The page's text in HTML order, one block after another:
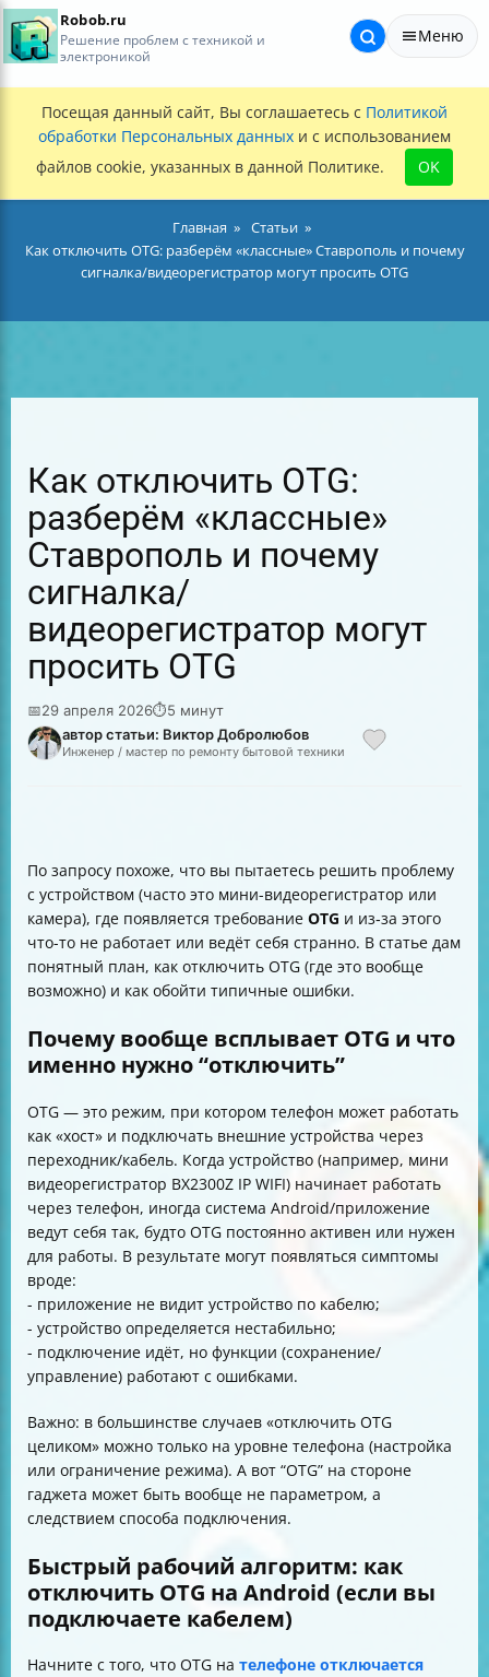
Robob.ru
Решение проблем с техникой и
электроникой
Меню
Посещая данный сайт, Вы соглашаетесь с Политикой
обработки Персональных данных и с использованием
файлов cookie, указанных в данной Политике.
OK
Главная
Статьи
Как отключить OTG: разберём «классные» Ставрополь и почему
сигналка/видеорегистратор могут просить OTG
Как отключить OTG:
разберём «классные»
Ставрополь и почему
сигналка/
видеорегистратор могут
просить OTG
📅29 апреля 2026⏱5 минут
автор статьи: Виктор Добролюбов
Инженер / мастер по ремонту бытовой техники
По запросу похоже, что вы пытаетесь решить проблему
с устройством (часто это мини-видеорегистратор или
камера), где появляется требование OTG и из‑за этого
что-то не работает или ведёт себя странно. В статье дам
понятный план, как отключить OTG (где это вообще
возможно) и как обойти типичные ошибки.
Почему вообще всплывает OTG и что
именно нужно “отключить”
OTG — это режим, при котором телефон может работать
как «хост» и подключать внешние устройства через
переходник/кабель. Когда устройство (например, мини
видеорегистратор BX2300Z IP WIFI) начинает работать
через телефон, иногда система Android/приложение
ведут себя так, будто OTG постоянно активен или нужен
для работы. В результате могут появляться симптомы
вроде:
- приложение не видит устройство по кабелю;
- устройство определяется нестабильно;
- подключение идёт, но функции (сохранение/
управление) работают с ошибками.
Важно: в большинстве случаев «отключить OTG
целиком» можно только на уровне телефона (настройка
или ограничение режима). А вот “OTG” на стороне
гаджета может быть вообще не параметром, а
следствием способа подключения.
Быстрый рабочий алгоритм: как
отключить OTG на Android (если вы
подключаете кабелем)
Начните с того, что OTG на телефоне отключается